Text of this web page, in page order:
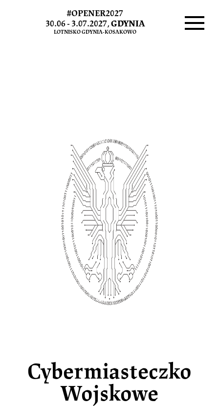
Cybermiasteczko
Wojskowe
#OPENER2027
30.06 - 3.07.2027, GDYNIA
LOTNISKO GDYNIA-KOSAKOWO
Cybermiasteczko
Wojskowe